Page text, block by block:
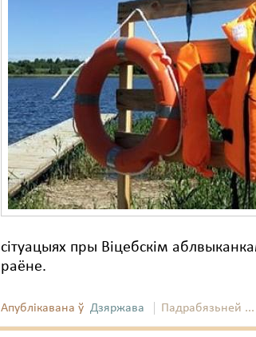
сітуацыях пры Віцебскім
раёне.
Апублікавана ў Дзяржава Падрабязьней ...